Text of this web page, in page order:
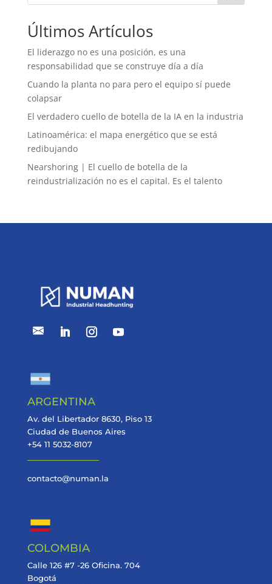
Últimos Artículos
El liderazgo no es una posición, es una
responsabilidad que se construye día a día
Cuando la planta no para pero el equipo sí puede
colapsar
El verdadero cuello de botella de la IA en la industria
Latinoamérica: el mapa energético que se está
redibujando
Nearshoring | El cuello de botella de la
reindustrialización no es el capital. Es el talento
ARGENTINA
Av. del Libertador 8630, Piso 13
Ciudad de Buenos Aires
+54 11 5032-8107
contacto@numan.la
COLOMBIA
Calle 126 #7 -26 Oficina. 704
Bogotá